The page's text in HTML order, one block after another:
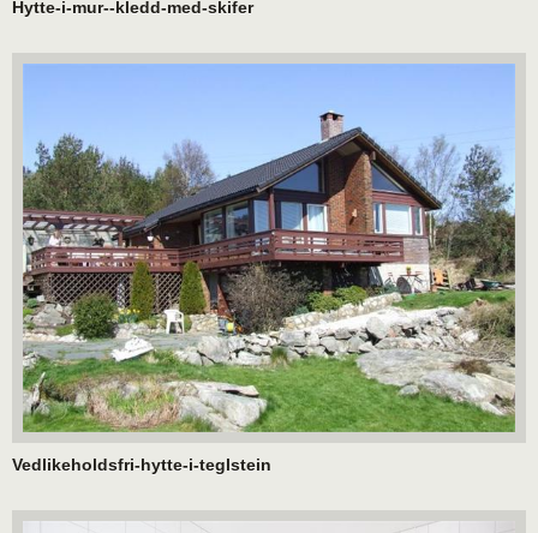
Hytte-i-mur--kledd-med-skifer
Vedlikeholdsfri-hytte-i-teglstein